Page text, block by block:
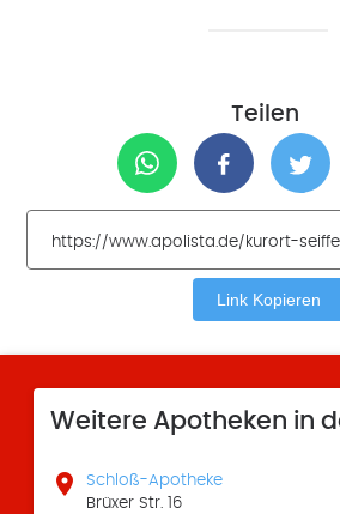
Teilen
Link Kopieren
Weitere Apotheken in

Schloß-Apotheke
Brüxer Str. 16